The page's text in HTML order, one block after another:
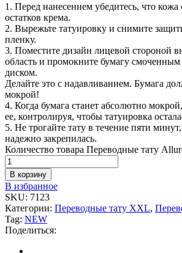
1. Перед нанесением убедитесь, что кожа
остатков крема.
2. Вырежьте татуировку и снимите
пленку.
3. Поместите дизайн лицевой стороной
область и промокните бумагу
диском.
Делайте это с надавливанием. Бумага
мокрой!
4. Когда бумага станет абсолютно
ее, контролируя, чтобы татуировка
5. Не трогайте тату в течение пяти
надежно закрепилась.
Количество товара Переводные тату
В корзину
В избранное
SKU: 7123
Категории: Переводные тату XXL,
Tag: NEW
Поделиться: